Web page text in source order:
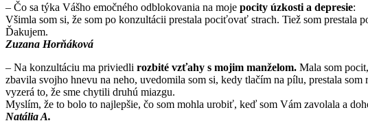
– Čo sa týka Vášho emočného odblokovania na moje pocity úzkosti a depresie:
Všimla som si, že som po konzultácii prestala pociťovať strach. Tiež som prestala
Ďakujem.
Zuzana Horňáková
– Na konzultáciu ma priviedli rozbité vzťahy s mojim manželom. Mala som
zbavila svojho hnevu na neho, uvedomila som si, kedy tlačím na pílu, prestala
vyzerá to, že sme chytili druhú miazgu.
Myslím, že to bolo to najlepšie, čo som mohla urobiť, keď som Vám zavolala a
Natália A.